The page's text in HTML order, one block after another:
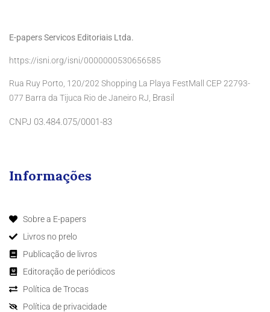
E-papers Servicos Editoriais Ltda.
https://isni.org/isni/0000000530656585
Rua Ruy Porto, 120/202 Shopping La Playa FestMall CEP 22793-
077 Barra da Tijuca Rio de Janeiro RJ, Brasil
CNPJ 03.484.075/0001-83
Informações
Sobre a E-papers
Livros no prelo
Publicação de livros
Editoração de periódicos
Política de Trocas
Política de privacidade